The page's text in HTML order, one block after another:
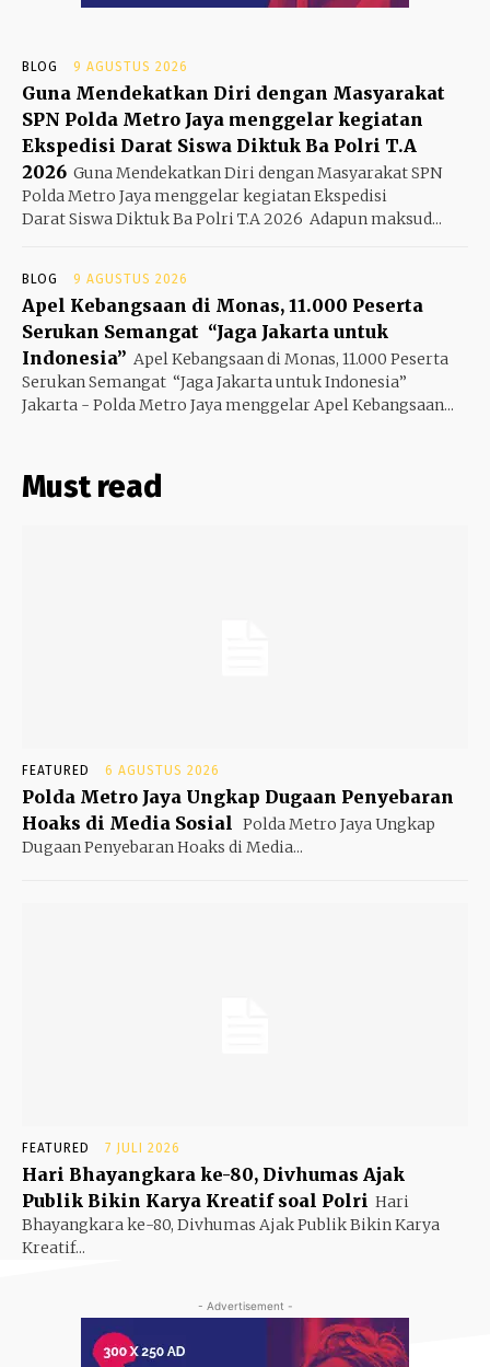
BLOG 9 AGUSTUS 2026
Guna Mendekatkan Diri dengan Masyarakat
SPN Polda Metro Jaya menggelar kegiatan
Ekspedisi Darat Siswa Diktuk Ba Polri T.A
2026 Guna Mendekatkan Diri dengan Masyarakat SPN
Polda Metro Jaya menggelar kegiatan Ekspedisi
Darat Siswa Diktuk Ba Polri T.A 2026 ‎ ‎Adapun maksud...
BLOG 9 AGUSTUS 2026
Apel Kebangsaan di Monas, 11.000 Peserta
Serukan Semangat “Jaga Jakarta untuk
Indonesia” Apel Kebangsaan di Monas, 11.000 Peserta
Serukan Semangat “Jaga Jakarta untuk Indonesia”
Jakarta - Polda Metro Jaya menggelar Apel Kebangsaan...
Must read
FEATURED 6 AGUSTUS 2026
Polda Metro Jaya Ungkap Dugaan Penyebaran
Hoaks di Media Sosial Polda Metro Jaya Ungkap
Dugaan Penyebaran Hoaks di Media...
FEATURED 7 JULI 2026
Hari Bhayangkara ke-80, Divhumas Ajak
Publik Bikin Karya Kreatif soal Polri Hari
Bhayangkara ke-80, Divhumas Ajak Publik Bikin Karya
Kreatif...
- Advertisement -